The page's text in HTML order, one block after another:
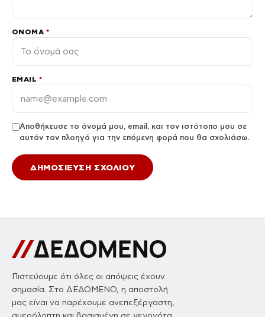
ΌΝΟΜΑ *
EMAIL *
Αποθήκευσε το όνομά μου, email, και τον ιστότοπο μου σε
αυτόν τον πλοηγό για την επόμενη φορά που θα σχολιάσω.
Πιστεύουμε ότι όλες οι απόψεις έχουν
σημασία. Στο ΔΕΔΟΜΕΝΟ, η αποστολή
μας είναι να παρέχουμε ανεπεξέργαστη,